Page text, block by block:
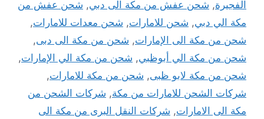
الفجيرة, شحن عفش من مكة الى دبي, شحن عفش من
مكة الي دبي, شحن للامارات, شحن معدات للامارات,
شحن من مكة الى الإمارات, شحن من مكة الى دبى,
شحن من مكة الي أبوظبي, شحن من مكة الي الإمارات,
شحن من مكة لابو ظبى, شحن من مكة للامارات,
شركات الشحن للامارات من مكة, شركات الشحن من
مكة الى الامارات, شركات النقل البرى من مكة الى